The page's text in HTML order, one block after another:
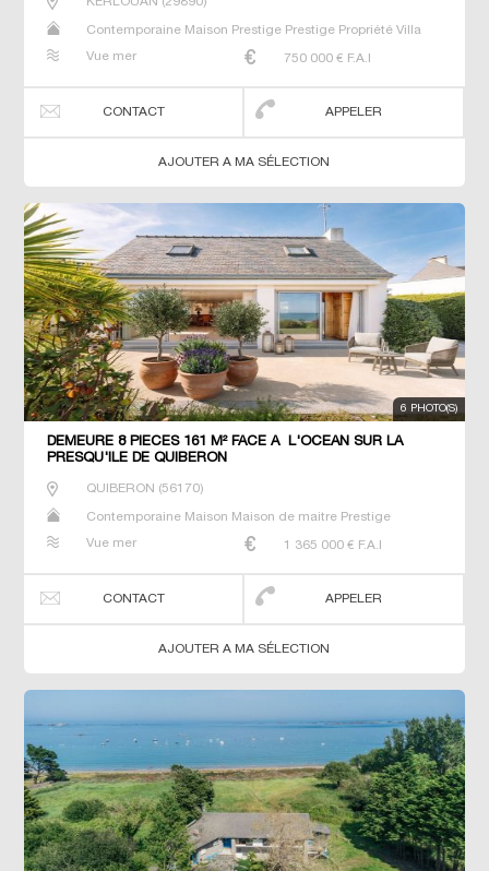
Contemporaine Maison Prestige Prestige Propriété Villa
Vue mer 750 000 € F.A.I
CONTACT APPELER
AJOUTER A MA SÉLECTION
6 PHOTO(S)
DEMEURE 8 PIECES 161 M² FACE A L'OCEAN SUR LA
PRESQU'ILE DE QUIBERON
QUIBERON (56170)
Contemporaine Maison Maison de maitre Prestige
Vue mer
1 365 000 € F.A.I
CONTACT APPELER
AJOUTER A MA SÉLECTION